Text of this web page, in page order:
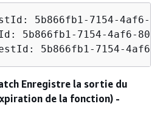
5b866fb1-7154-4af6-
5b866fb1-7154-4af6-
5b866fb1-7154-
Enregistre la sortie du
de la fonction) -